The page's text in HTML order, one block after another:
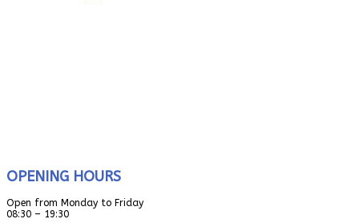
OPENING HOURS
Open from Monday to Friday
08:30 – 19:30